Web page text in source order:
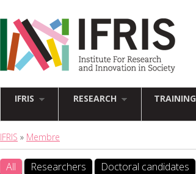
IFRIS RESEARCH TRAINING
IFRIS » Membre
All Researchers Doctoral candidates